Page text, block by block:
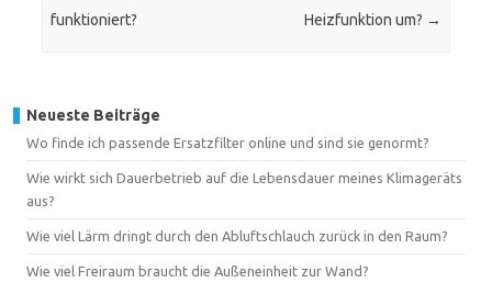
funktioniert?
Heizfunktion um? →
Neueste Beiträge
Wo finde ich passende Ersatzfilter online und sind sie genormt?
Wie wirkt sich Dauerbetrieb auf die Lebensdauer meines Klimageräts
aus?
Wie viel Lärm dringt durch den Abluftschlauch zurück in den Raum?
Wie viel Freiraum braucht die Außeneinheit zur Wand?